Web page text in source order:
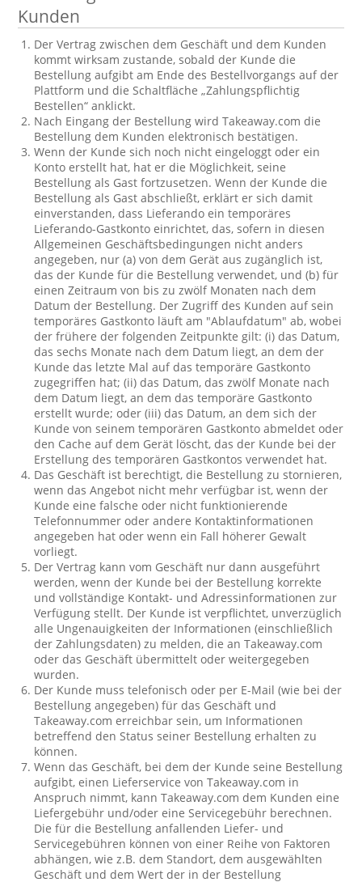
Kunden
Der Vertrag zwischen dem Geschäft und dem Kunden
kommt wirksam zustande, sobald der Kunde die
Bestellung aufgibt am Ende des Bestellvorgangs auf der
Plattform und die Schaltfläche „Zahlungspflichtig
Bestellen“ anklickt.
Nach Eingang der Bestellung wird Takeaway.com die
Bestellung dem Kunden elektronisch bestätigen.
Wenn der Kunde sich noch nicht eingeloggt oder ein
Konto erstellt hat, hat er die Möglichkeit, seine
Bestellung als Gast fortzusetzen. Wenn der Kunde die
Bestellung als Gast abschließt, erklärt er sich damit
einverstanden, dass Lieferando ein temporäres
Lieferando-Gastkonto einrichtet, das, sofern in diesen
Allgemeinen Geschäftsbedingungen nicht anders
angegeben, nur (a) von dem Gerät aus zugänglich ist,
das der Kunde für die Bestellung verwendet, und (b) für
einen Zeitraum von bis zu zwölf Monaten nach dem
Datum der Bestellung. Der Zugriff des Kunden auf sein
temporäres Gastkonto läuft am "Ablaufdatum" ab, wobei
der frühere der folgenden Zeitpunkte gilt: (i) das Datum,
das sechs Monate nach dem Datum liegt, an dem der
Kunde das letzte Mal auf das temporäre Gastkonto
zugegriffen hat; (ii) das Datum, das zwölf Monate nach
dem Datum liegt, an dem das temporäre Gastkonto
erstellt wurde; oder (iii) das Datum, an dem sich der
Kunde von seinem temporären Gastkonto abmeldet oder
den Cache auf dem Gerät löscht, das der Kunde bei der
Erstellung des temporären Gastkontos verwendet hat.
Das Geschäft ist berechtigt, die Bestellung zu stornieren,
wenn das Angebot nicht mehr verfügbar ist, wenn der
Kunde eine falsche oder nicht funktionierende
Telefonnummer oder andere Kontaktinformationen
angegeben hat oder wenn ein Fall höherer Gewalt
vorliegt.
Der Vertrag kann vom Geschäft nur dann ausgeführt
werden, wenn der Kunde bei der Bestellung korrekte
und vollständige Kontakt- und Adressinformationen zur
Verfügung stellt. Der Kunde ist verpflichtet, unverzüglich
alle Ungenauigkeiten der Informationen (einschließlich
der Zahlungsdaten) zu melden, die an Takeaway.com
oder das Geschäft übermittelt oder weitergegeben
wurden.
Der Kunde muss telefonisch oder per E-Mail (wie bei der
Bestellung angegeben) für das Geschäft und
Takeaway.com erreichbar sein, um Informationen
betreffend den Status seiner Bestellung erhalten zu
können.
Wenn das Geschäft, bei dem der Kunde seine Bestellung
aufgibt, einen Lieferservice von Takeaway.com in
Anspruch nimmt, kann Takeaway.com dem Kunden eine
Liefergebühr und/oder eine Servicegebühr berechnen.
Die für die Bestellung anfallenden Liefer- und
Servicegebühren können von einer Reihe von Faktoren
abhängen, wie z.B. dem Standort, dem ausgewählten
Geschäft und dem Wert der in der Bestellung